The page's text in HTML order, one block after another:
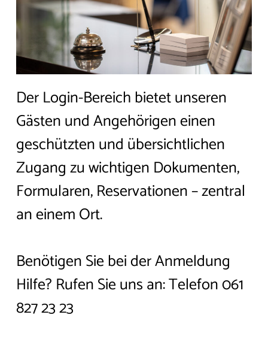
Der Login-Bereich bietet unseren
Gästen und Angehörigen einen
geschützten und übersichtlichen
Zugang zu wichtigen Dokumenten,
Formularen, Reservationen – zentral
an einem Ort.
Benötigen Sie bei der Anmeldung
Hilfe? Rufen Sie uns an:Telefon 061
827 23 23